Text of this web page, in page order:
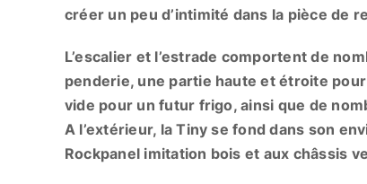
créer un peu d’intimité dans la pièce de
L’escalier et l’estrade comportent de
penderie, une partie haute et étroite
vide pour un futur frigo, ainsi que de
A l’extérieur, la Tiny se fond dans son
Rockpanel imitation bois et aux châssis